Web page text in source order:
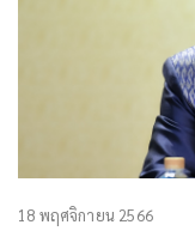
18 พฤศจิกายน 2566